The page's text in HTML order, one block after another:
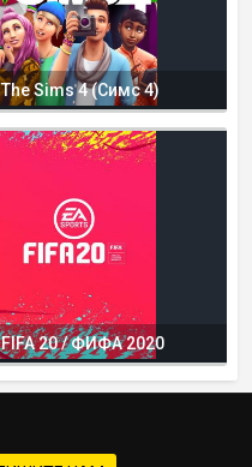
The Sims 4 (Симс 4)
FIFA 20 / ФИФА 2020